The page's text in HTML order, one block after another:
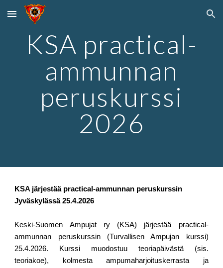
Skip to main content Skip to navigation
KSA practical-
ammunnan
peruskurssi
2026
KSA järjestää practical-ammunnan peruskurssin
Jyväskylässä 25.4.2026
Keski-Suomen Ampujat ry (KSA) järjestää practical-
ammunnan peruskurssin (Turvallisen Ampujan kurssi)
25.4.2026. Kurssi muodostuu teoriapäivästä (sis.
teoriakoe), kolmesta ampumaharjoituskerrasta ja